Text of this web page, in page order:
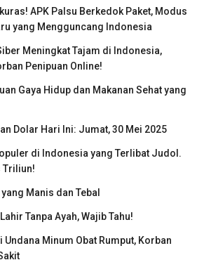
APK Palsu Berkedok Paket, Modus
yang Mengguncang Indonesia
Meningkat Tajam di Indonesia,
Penipuan Online!
Gaya Hidup dan Makanan Sehat yang
Dolar Hari Ini: Jumat, 30 Mei 2025
di Indonesia yang Terlibat Judol.
Triliun!
Manis dan Tebal
Tanpa Ayah, Wajib Tahu!
Minum Obat Rumput, Korban